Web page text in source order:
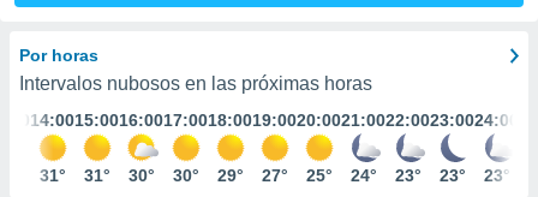
y
forma
digital
basada
Por horas
Intervalos nubosos en las próximas horas
14:00
31°
15:00
31°
16:00
30°
17:00
30°
18:00
29°
19:00
27°
20:00
25°
21:00
24°
22:00
23°
23:00
23°
24:00
23°